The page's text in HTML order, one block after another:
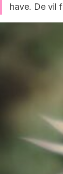
have. De vil